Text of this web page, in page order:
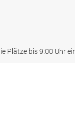
Plätze bis 9:00 Uhr